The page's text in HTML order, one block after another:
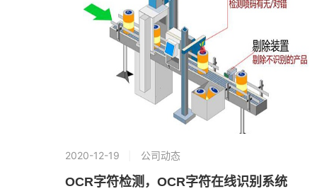
2020-12-19 公司动态
OCR字符检测，OCR字符在线识别系统